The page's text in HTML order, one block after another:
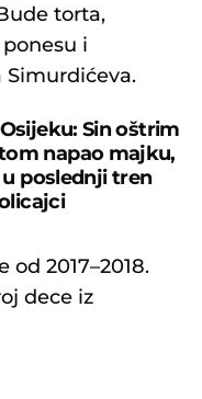
torta,
i
Simurdićeva.
Sin oštrim
napao majku,
poslednji tren
2017–2018.
dece iz